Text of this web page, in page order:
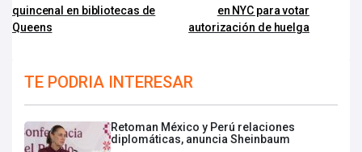
quincenal en bibliotecas de
Queens
en NYC para votar
autorización de huelga
TE PODRIA INTERESAR
Retoman México y Perú relaciones
diplomáticas, anuncia Sheinbaum